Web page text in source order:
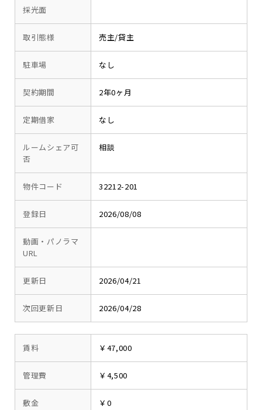
採光面
取引態様 売主/貸主
駐車場 なし
契約期間 2年0ヶ月
定期借家 なし
ルームシェア可
否
相談
物件コード 32212-201
登録日 2026/08/08
動画・パノラマ
URL
更新日 2026/04/21
次回更新日 2026/04/28
賃料 ￥47,000
管理費 ￥4,500
敷金 ￥0